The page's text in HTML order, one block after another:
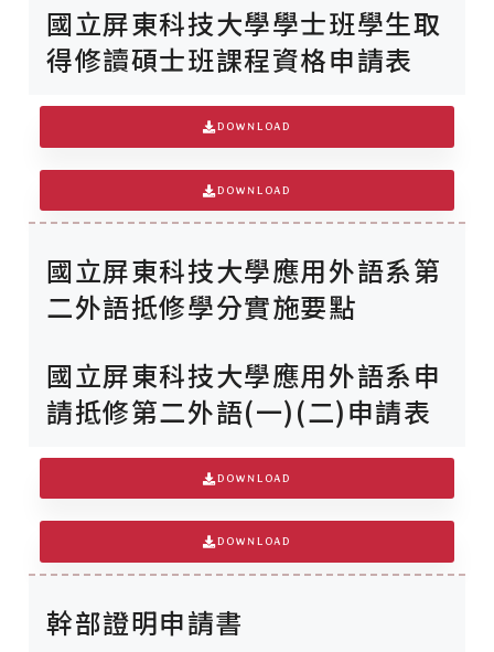
國立屏東科技大學學士班學生取
得修讀碩士班課程資格申請表
DOWNLOAD
DOWNLOAD
國立屏東科技大學應用外語系第
二外語抵修學分實施要點
國立屏東科技大學應用外語系申
請抵修第二外語(一)(二)申請表
DOWNLOAD
DOWNLOAD
幹部證明申請書